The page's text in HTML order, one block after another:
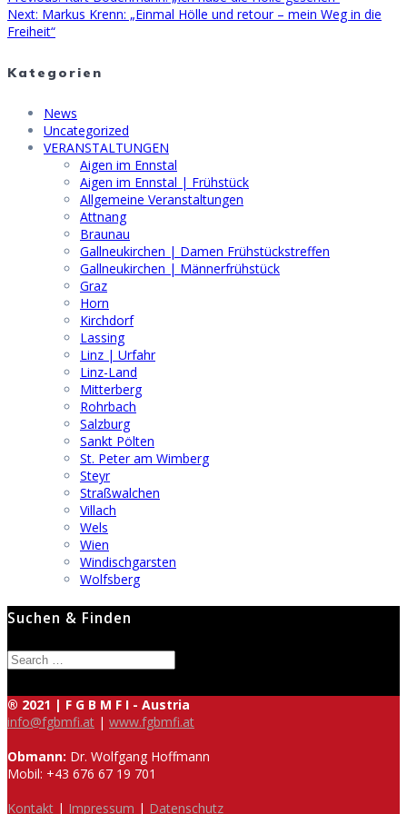
Beitragsnavigation
post:
Next: Next
post:
Markus Krenn: „Einmal Hölle und retour – mein Weg in die
Freiheit“
Kategorien
News
Uncategorized
VERANSTALTUNGEN
Aigen im Ennstal
Aigen im Ennstal | Frühstück
Allgemeine Veranstaltungen
Attnang
Braunau
Gallneukirchen | Damen Frühstückstreffen
Gallneukirchen | Männerfrühstück
Graz
Horn
Kirchdorf
Lassing
Linz | Urfahr
Linz-Land
Mitterberg
Rohrbach
Salzburg
Sankt Pölten
St. Peter am Wimberg
Steyr
Straßwalchen
Villach
Wels
Wien
Windischgarsten
Wolfsberg
Suchen & Finden
Search
for:
® 2021 | F G B M F I - Austria
info@fgbmfi.at | www.fgbmfi.at
Obmann: Dr. Wolfgang Hoffmann
Mobil: +43 676 67 19 701
Kontakt | Impressum | Datenschutz